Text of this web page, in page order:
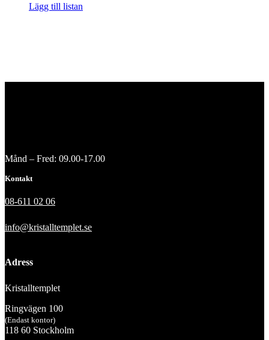
Lägg till listan
Månd – Fred: 09.00-17.00
Kontakt
08-611 02 06
info@kristalltemplet.se
Adress
Kristalltemplet
Ringvägen 100
(Endast kontor)
118 60 Stockholm